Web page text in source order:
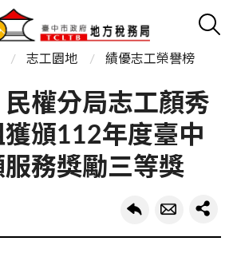
志工園地 績優志工榮譽榜
權分局志工顏秀
獲頒112年度臺中
務獎勵三等獎